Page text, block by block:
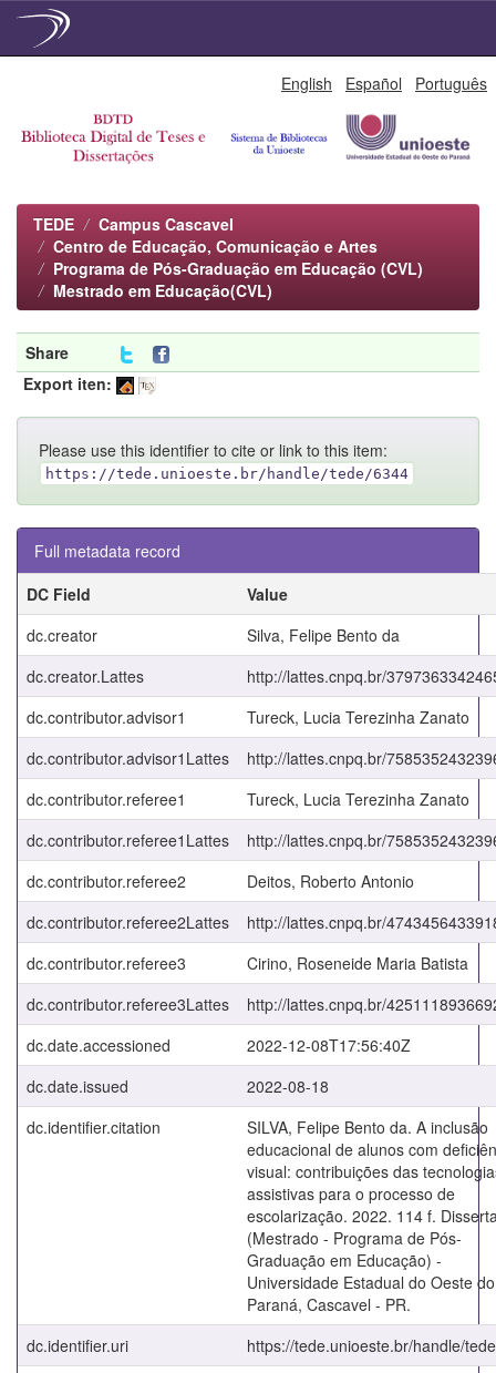
English Español Português
TEDE
Campus Cascavel
Centro de Educação, Comunicação e Artes
Programa de Pós-Graduação em Educação (CVL)
Mestrado em Educação(CVL)
Share
Export iten:
Please use this identifier to cite or link to this item:
https://tede.unioeste.br/handle/tede/6344
Full metadata record
DC Field
Value
dc.creator
Silva, Felipe Bento da
dc.creator.Lattes
http://lattes.cnpq.br/
dc.contributor.advisor1
Tureck, Lucia Terezinha Zanato
dc.contributor.advisor1Lattes
http://lattes.cnpq.br/
dc.contributor.referee1
Tureck, Lucia Terezinha Zanato
dc.contributor.referee1Lattes
http://lattes.cnpq.br/
dc.contributor.referee2
Deitos, Roberto Antonio
dc.contributor.referee2Lattes
http://lattes.cnpq.br/
dc.contributor.referee3
Cirino, Roseneide Maria Batista
dc.contributor.referee3Lattes
http://lattes.cnpq.br/
dc.date.accessioned
2022-12-08T17:56:40Z
dc.date.issued
2022-08-18
dc.identifier.citation
SILVA, Felipe Bento da. A inclusão
educacional de alunos com
visual: contribuições das
assistivas para o processo de
escolarização. 2022. 114 f.
(Mestrado - Programa de Pós-
Graduação em Educação) -
Universidade Estadual do Oeste do
Paraná, Cascavel - PR.
dc.identifier.uri
https://tede.unioeste.br/handle/